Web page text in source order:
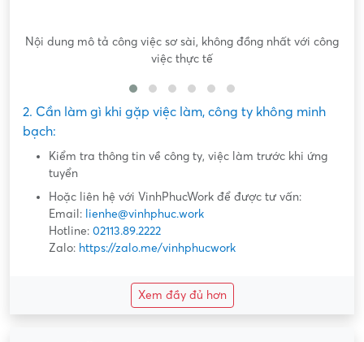
Nội dung mô tả công việc sơ sài, không đồng nhất với công
việc thực tế
2. Cần làm gì khi gặp việc làm, công ty không minh
bạch:
Kiểm tra thông tin về công ty, việc làm trước khi ứng
tuyển
Hoặc liên hệ với VinhPhucWork để được tư vấn:
Email: lienhe@vinhphuc.work
Hotline: 02113.89.2222
Zalo: https://zalo.me/vinhphucwork
Xem đầy đủ hơn